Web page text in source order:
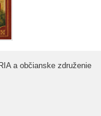
a občianske združenie